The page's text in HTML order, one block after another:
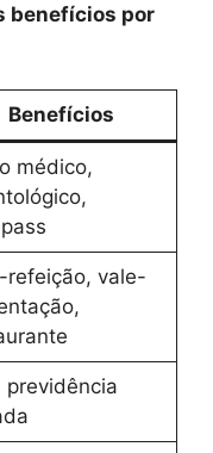
benefícios por
Benefícios
médico,
refeição, vale-
previdência